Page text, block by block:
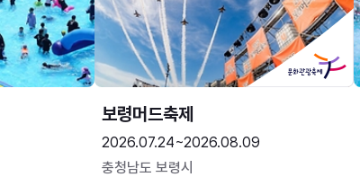
보령머드축제
2026.07.24~2026.08.09
충청남도 보령시